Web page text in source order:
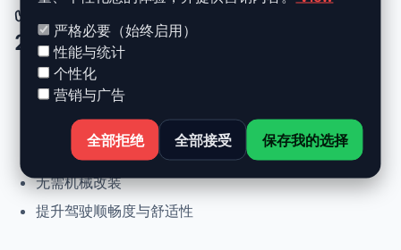
✅ Audi A4 - B8 Mk2 - 2012-2015
2.0 TFSI - 225ch Stage 1 升级优势
动力提升高达 +30%，扭矩提升 +25%
正常驾驶下优化油耗
可随时恢复原厂设置
无需机械改装
提升驾驶顺畅度与舒适性
严格必要（始终启用）
性能与统计
个性化
营销与广告
全部拒绝 全部接受 保存我的选择